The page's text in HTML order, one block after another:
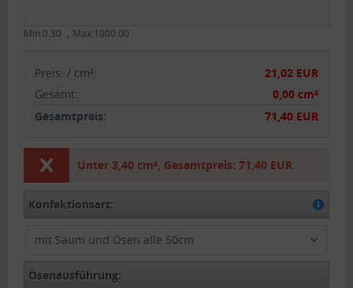
Min.0.30 Max.1000.00
Preis: / cm²:
21,02 EUR
Gesamt:
0,00 cm²
Gesamtpreis:
71,40 EUR
Unter3,40 cm², Gesamtpreis: 71,40 EUR
Konfektionsart:
mit Saum und Ösen alle 50cm
Ösenausführung: